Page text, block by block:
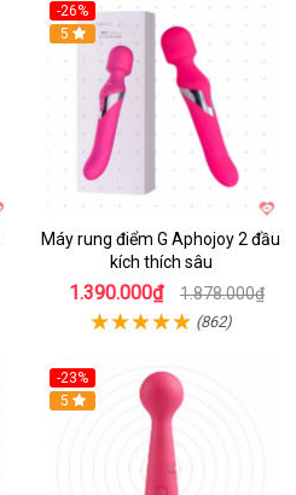
-26%
Hot
5
Máy rung điểm G Aphojoy 2 đầu
kích thích sâu
1.390.000₫ 1.878.000₫
(862)
-23%
Hot
5